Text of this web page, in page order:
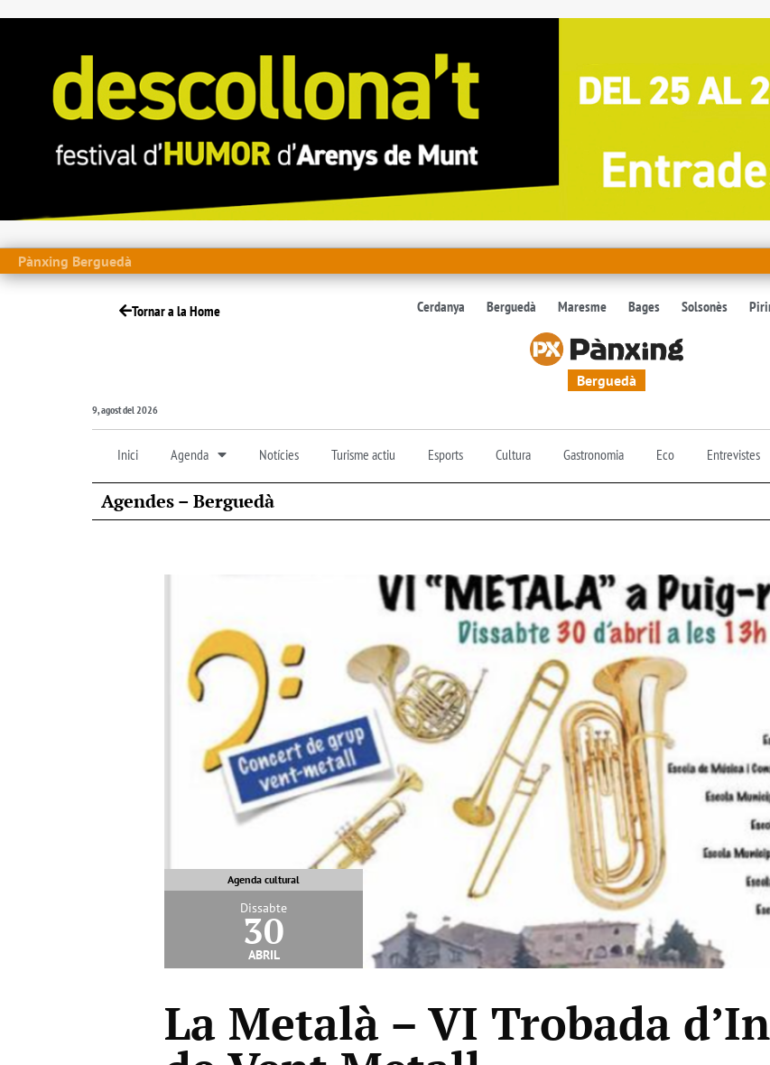
Pànxing Berguedà
Tornar a la Home Cerdanya Berguedà Maresme Bages Solsonès
Berguedà
9, agost del 2026
Inici Agenda Notícies Turisme actiu Esports Cultura Gastronomia Eco Entrevistes
Agendes – Berguedà
Agenda cultural
Dissabte
30
abril
La Metalà – VI Trobada